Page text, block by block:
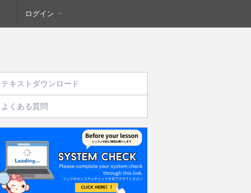
ログイン
テキストダウンロード
よくある質問